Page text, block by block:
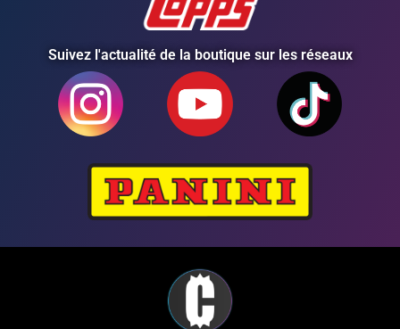
Suivez l'actualité de la boutique sur les réseaux